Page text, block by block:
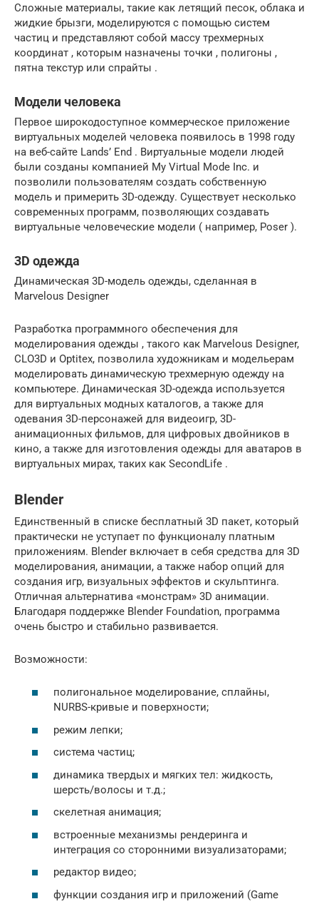
Сложные материалы, такие как летящий песок, облака и
жидкие брызги, моделируются с помощью систем
частиц и представляют собой массу трехмерных
координат , которым назначены точки , полигоны ,
пятна текстур или спрайты .
Модели человека
Первое широкодоступное коммерческое приложение
виртуальных моделей человека появилось в 1998 году
на веб-сайте Lands’ End . Виртуальные модели людей
были созданы компанией My Virtual Mode Inc. и
позволили пользователям создать собственную
модель и примерить 3D-одежду. Существует несколько
современных программ, позволяющих создавать
виртуальные человеческие модели ( например, Poser ).
3D одежда
Динамическая 3D-модель одежды, сделанная в
Marvelous Designer
Разработка программного обеспечения для
моделирования одежды , такого как Marvelous Designer,
CLO3D и Optitex, позволила художникам и модельерам
моделировать динамическую трехмерную одежду на
компьютере. Динамическая 3D-одежда используется
для виртуальных модных каталогов, а также для
одевания 3D-персонажей для видеоигр, 3D-
анимационных фильмов, для цифровых двойников в
кино, а также для изготовления одежды для аватаров в
виртуальных мирах, таких как SecondLife .
Blender
Единственный в списке бесплатный 3D пакет, который
практически не уступает по функционалу платным
приложениям. Blender включает в себя средства для 3D
моделирования, анимации, а также набор опций для
создания игр, визуальных эффектов и скульптинга.
Отличная альтернатива «монстрам» 3D анимации.
Благодаря поддержке Blender Foundation, программа
очень быстро и стабильно развивается.
Возможности:
полигональное моделирование, сплайны,
NURBS-кривые и поверхности;
режим лепки;
система частиц;
динамика твердых и мягких тел: жидкость,
шерсть/волосы и т.д.;
скелетная анимация;
встроенные механизмы рендеринга и
интеграция со сторонними визуализаторами;
редактор видео;
функции создания игр и приложений (Game